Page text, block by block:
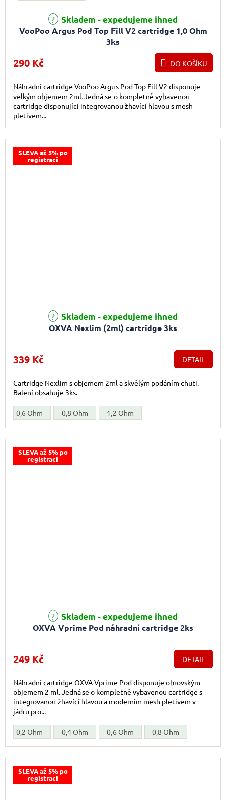
VooPoo Argus Pod Top Fill V2 cartridge 1,0 Ohm
3ks
Skladem - expedujeme ihned
290 Kč DO KOŠÍKU
Náhradní cartridge VooPoo Argus Pod Top Fill V2 disponuje
velkým objemem 2ml. Jedná se o kompletně vybavenou
cartridge disponující integrovanou žhavící hlavou s mesh
pletivem...
SLEVA až 5% po
registraci
OXVA Nexlim (2ml) cartridge 3ks
Skladem - expedujeme ihned
339 Kč DETAIL
Cartridge Nexlim s objemem 2ml a skvělým podáním chuti.
Balení obsahuje 3ks.
0,6 Ohm 0,8 Ohm 1,2 Ohm
SLEVA až 5% po
registraci
OXVA Vprime Pod náhradní cartridge 2ks
Skladem - expedujeme ihned
249 Kč DETAIL
Náhradní cartridge OXVA Vprime Pod disponuje obrovským
objemem 2 ml. Jedná se o kompletně vybavenou cartridge s
integrovanou žhavící hlavou a moderním mesh pletivem v
jádru pro...
0,2 Ohm 0,4 Ohm 0,6 Ohm 0,8 Ohm
SLEVA až 5% po
registraci